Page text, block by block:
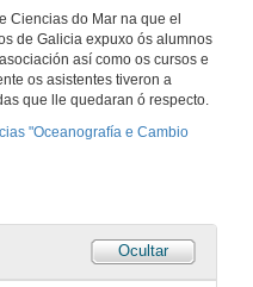
Ciencias do Mar na que el
de Galicia expuxo ós alumnos
así como os cursos e
os asistentes tiveron a
que lle quedaran ó respecto.
"Oceanografía e Cambio
Ocultar
Implicacións económicas do cambio climático
2009
2009